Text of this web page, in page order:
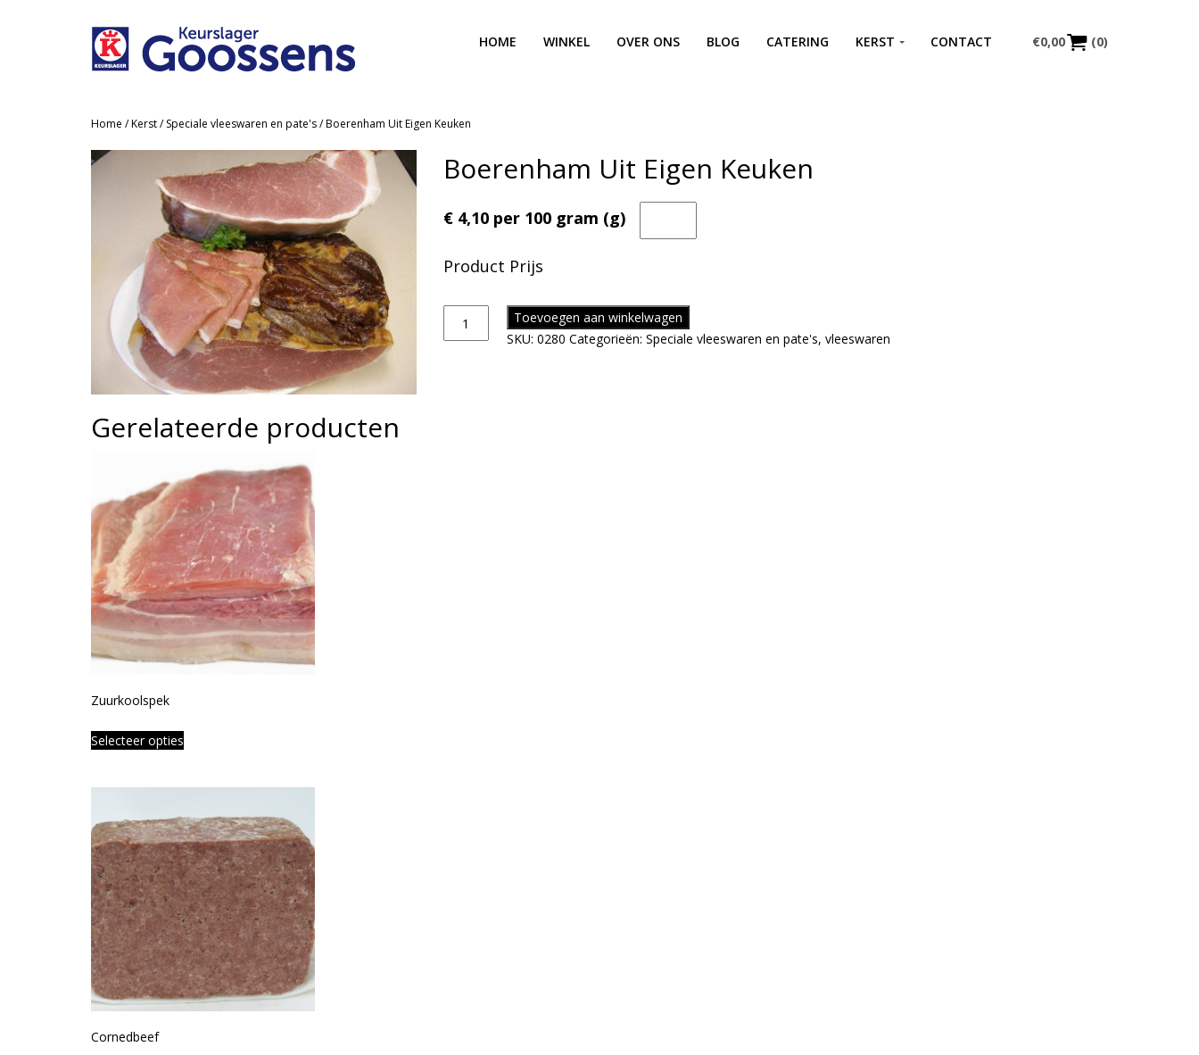
€0,00 (0)
HOME WINKEL OVER ONS BLOG CATERING KERST CONTACT
Home /Kerst/Speciale vleeswaren en pate's/ Boerenham Uit Eigen Keuken
Boerenham Uit Eigen Keuken
€ 4,10 per 100 gram (g)
Product Prijs
Toevoegen aan winkelwagen
SKU: 0280 Categorieën: Speciale vleeswaren en pate's, vleeswaren
Gerelateerde producten
Zuurkoolspek
Selecteer opties
Cornedbeef